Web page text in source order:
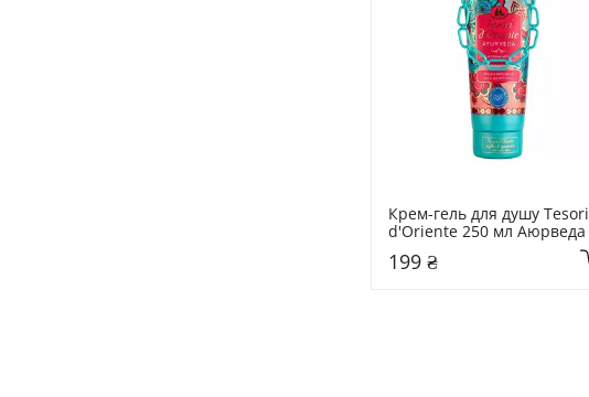
Крем-гель для душу Tesori
d'Oriente 250 мл Аюрведа
199 ₴